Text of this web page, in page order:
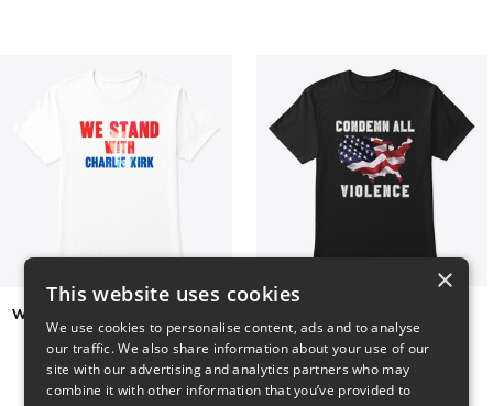
We Stand With Charlie Kirk
$7 $41
×
This website uses cookies
We use cookies to personalise content, ads and to analyse
our traffic. We also share information about your use of our
site with our advertising and analytics partners who may
combine it with other information that you’ve provided to